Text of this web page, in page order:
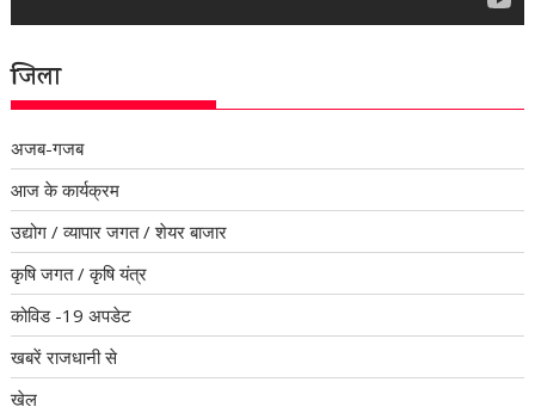
जिला
अजब-गजब
आज के कार्यक्रम
उद्योग / व्यापार जगत / शेयर बाजार
कृषि जगत / कृषि यंत्र
कोविड -19 अपडेट
खबरें राजधानी से
खेल